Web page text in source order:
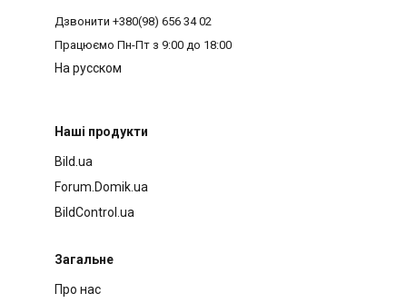
Дзвонити +380(98) 656 34 02
Працюємо Пн-Пт з 9:00 до 18:00
На русском
Наші продукти
Bild.ua
Forum.Domik.ua
BildControl.ua
Загальне
Про нас